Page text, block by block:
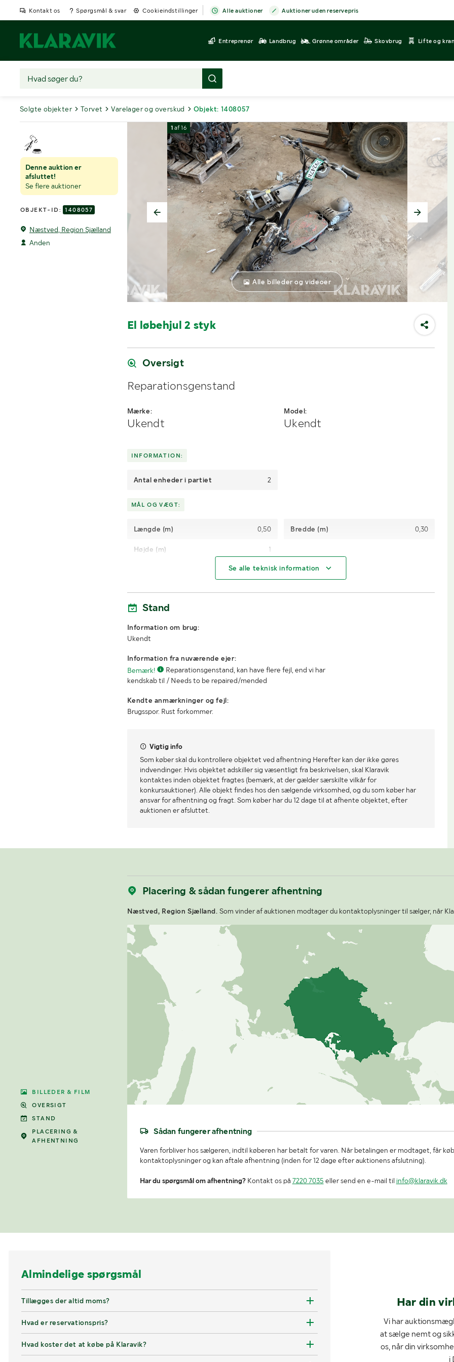
Kontakt os Spørgsmål & svar Cookieindstillinger Alle auktioner Auktioner uden reservepris
Entreprenør Landbrug Grønne områder Skovbrug Lifte og
Solgte objekter Torvet Varelager og overskud Objekt: 1408057
Denne auktion er
afsluttet!
Se flere auktioner
OBJEKT-ID: 1408057
Næstved, Region Sjælland
Anden
BILLEDER & FILM
OVERSIGT
STAND
PLACERING &
AFHENTNING
1 af16
Alle billeder og videoer
El løbehjul 2 styk
Oversigt
Reparationsgenstand
Mærke:
Ukendt
Model:
Ukendt
INFORMATION:
Antal enheder i partiet 2
MÅL OG VÆGT:
Længde (m) 0,50 Bredde (m) 0,30
Højde (m) 1
Se alle teknisk information
Stand
Information om brug:
Ukendt
Information fra nuværende ejer:
Bemærk!
Reparationsgenstand, kan have flere fejl, end vi har
kendskab til / Needs to be repaired/mended
Kendte anmærkninger og fejl:
Brugsspor. Rust forkommer.
Vigtig info
Som køber skal du kontrollere objektet ved afhentning Herefter kan der ikke gøres
indvendinger. Hvis objektet adskiller sig væsentligt fra beskrivelsen, skal Klaravik
kontaktes inden objektet fragtes (bemærk, at der gælder særskilte vilkår for
konkursauktioner). Alle objekt findes hos den sælgende virksomhed, og du som køber har
ansvar for afhentning og fragt. Som køber har du 12 dage til at afhente objektet, efter
auktionen er afsluttet.
Placering & sådan fungerer afhentning
Næstved, Region Sjælland. Som vinder af auktionen modtager du kontaktoplysninger til sælger, når
Sådan fungerer afhentning
Varen forbliver hos sælgeren, indtil køberen har betalt for varen. Når betalingen er modtaget, får
kontaktoplysninger og kan aftale afhentning (inden for 12 dage efter auktionens afslutning).
Har du spørgsmål om afhentning?Kontakt os på 7220 7035 eller send en e-mail til info@klaravik.dk
Almindelige spørgsmål
Tillægges der altid moms?
Hvad er reservationspris?
Hvad koster det at købe på Klaravik?
Har din
Vi har
at sælge nemt og
os, når din
i